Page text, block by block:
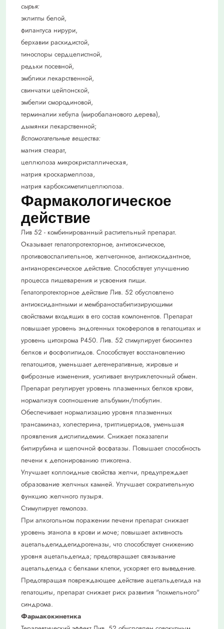
сырья:
эклипты белой,
филантуса нирури,
берхавии раскидистой,
тиноспоры сердцелистной,
редьки посевной,
эмблики лекарственной,
свинчатки цейлонской,
эмбелии смородиновой,
терминалии хебула (миробаланового дерева),
дымянки лекарственной;
Вспомогательные вещества:
магния стеарат,
целлюлоза микрокристаллическая,
натрия кроскармеллоза,
натрия карбоксиметилцеллюлоза.
Фармакологическое
действие
Лив 52 - комбинированный растительный препарат.
Оказывает гепатопротекторное, антитоксическое,
противовоспалительное, желчегонное, антиоксидантное,
антианорексическое действие. Способствует улучшению
процесса пищеварения и усвоения пищи.
Гепатопротекторное действие Лив. 52 обусловлено
антиоксидантными и мембраностабилизирующими
свойствами входящих в его состав компонентов. Препарат
повышает уровень эндогенных токоферолов в гепатоцитах и
уровень цитохрома Р450. Лив. 52 стимулирует биосинтез
белков и фосфолипидов. Способствует восстановлению
гепатоцитов, уменьшает дегенеративные, жировые и
фиброзные изменения, усиливает внутриклеточный обмен.
Препарат регулирует уровень плазменных белков крови,
нормализуя соотношение альбумин/глобулин.
Обеспечивает нормализацию уровня плазменных
трансаминаз, холестерина, триглицеридов, уменьшая
проявления дислипидемии. Снижает показатели
билирубина и щелочной фосфатазы. Повышает способность
печени к депонированию гликогена.
Улучшает коллоидные свойства желчи, предупреждает
образование желчных камней. Улучшает сократительную
функцию желчного пузыря.
Стимулирует гемопоэз.
При алкогольном поражении печени препарат снижает
уровень этанола в крови и моче; повышает активность
ацетальдегиддегидрогеназы, что способствует снижению
уровня ацетальдегида; предотвращает связывание
ацетальдегида с белками клетки, ускоряет его выведение.
Предотвращая повреждающее действие ацетальдегида на
гепатоциты, препарат снижает риск развития "похмельного"
синдрома.
Фармакокинетика